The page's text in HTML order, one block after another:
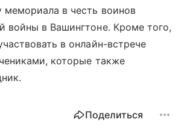
в честь воинов
войны в Вашингтоне. Кроме того,
в онлайн-встрече
которые также
Поделиться